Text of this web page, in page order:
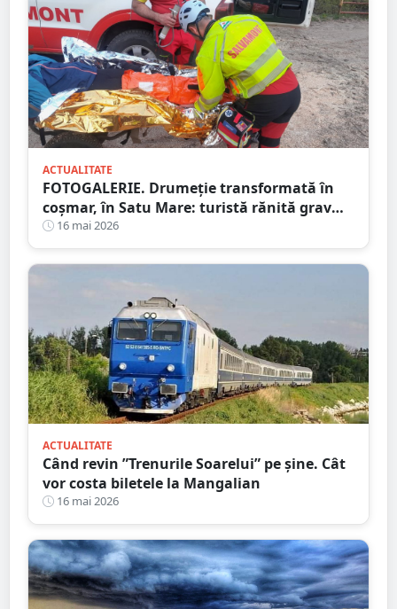
ACTUALITATE
FOTOGALERIE. Drumeție transformată în
coșmar, în Satu Mare: turistă rănită grav
după ce a alergat pe un traseu acoperit cu
frunze
16 mai 2026
ACTUALITATE
Când revin ”Trenurile Soarelui” pe şine. Cât
vor costa biletele la Mangalian
16 mai 2026